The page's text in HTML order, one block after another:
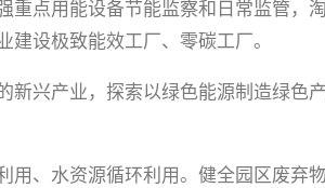
重点用能设备节能监察和日常监管，
设极致能效工厂、零碳工厂。
新兴产业，探索以绿色能源制造绿色
、水资源循环利用。健全园区废弃